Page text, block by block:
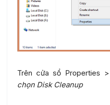
Trên cửa sổ Properties >
chọn Disk Cleanup